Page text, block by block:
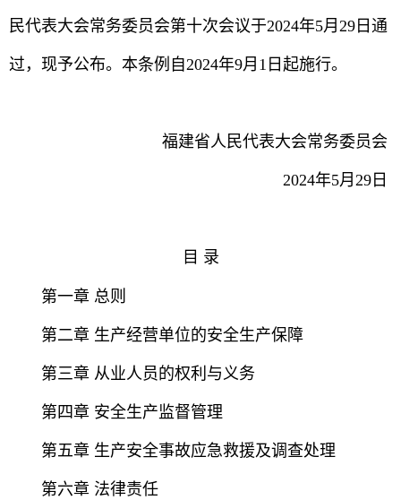
民代表大会常务委员会第十次会议于2024年5月29日通
过，现予公布。本条例自2024年9月1日起施行。
福建省人民代表大会常务委员会
2024年5月29日
目 录
第一章 总则
第二章 生产经营单位的安全生产保障
第三章 从业人员的权利与义务
第四章 安全生产监督管理
第五章 生产安全事故应急救援及调查处理
第六章 法律责任